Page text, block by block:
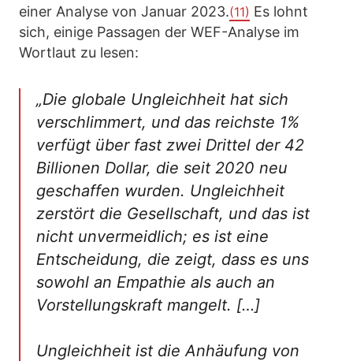
einer Analyse von Januar 2023.(11) Es lohnt
sich, einige Passagen der WEF-Analyse im
Wortlaut zu lesen:
„Die globale Ungleichheit hat sich
verschlimmert, und das reichste 1%
verfügt über fast zwei Drittel der 42
Billionen Dollar, die seit 2020 neu
geschaffen wurden. Ungleichheit
zerstört die Gesellschaft, und das ist
nicht unvermeidlich; es ist eine
Entscheidung, die zeigt, dass es uns
sowohl an Empathie als auch an
Vorstellungskraft mangelt. […]
Ungleichheit ist die Anhäufung von